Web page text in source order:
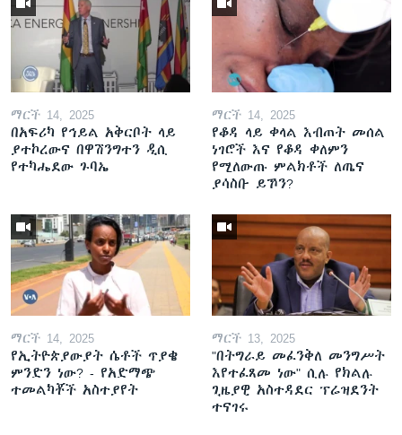
ማርች 14, 2025
በአፍሪካ የኅይል አቅርቦት ላይ
ያተኮረውና በዋሽንግተን ዲሲ
የተካሔደው ጉባኤ
ማርች 14, 2025
የቆዳ ላይ ቀላል እብጠት መሰል
ነገሮች እና የቆዳ ቀለምን
የሚለውጡ ምልክቶች ለጤና
ያሳስቡ ይኾን?
ማርች 14, 2025
የኢትዮጵያውያት ሴቶች ጥያቄ
ምንድን ነው? - የአድማጭ
ተመልካቾች አስተያየት
ማርች 13, 2025
"በትግራይ መፈንቅለ መንግሥት
እየተፈጸመ ነው" ሲሉ የክልሉ
ጊዜያዊ አስተዳደር ፕሬዝደንት
ተናገሩ